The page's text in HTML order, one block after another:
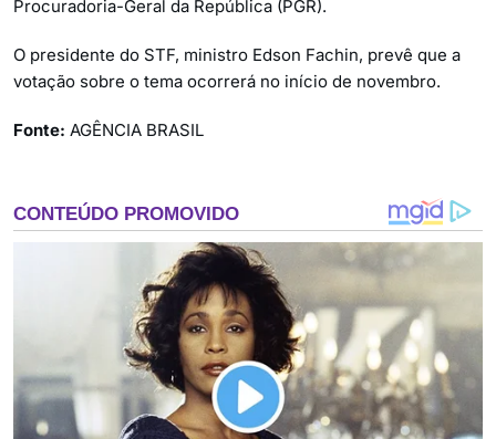
Procuradoria-Geral da República (PGR).
O presidente do STF, ministro Edson Fachin, prevê que a
votação sobre o tema ocorrerá no início de novembro.
Fonte: AGÊNCIA BRASIL